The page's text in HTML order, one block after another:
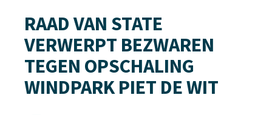
RAAD VAN STATE
VERWERPT BEZWAREN
TEGEN OPSCHALING
WINDPARK PIET DE WIT